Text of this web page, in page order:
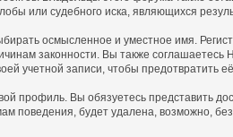
или судебного иска, являющихся
осмысленное и уместное имя.
законности. Вы также
учетной записи, чтобы предотвратить
профиль. Вы обязуетесь
будет удалена, возможно,